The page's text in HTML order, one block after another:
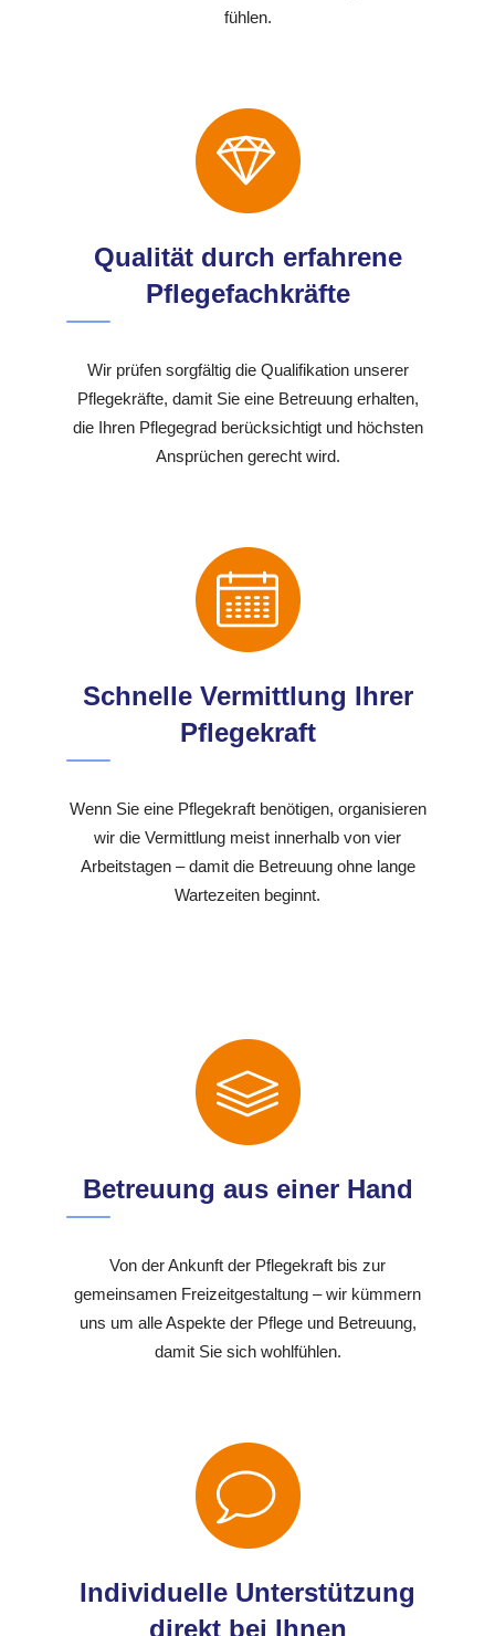
fühlen.
Qualität durch erfahrene
Pflegefachkräfte
Wir prüfen sorgfältig die Qualifikation unserer
Pflegekräfte, damit Sie eine Betreuung erhalten,
die Ihren Pflegegrad berücksichtigt und höchsten
Ansprüchen gerecht wird.
Schnelle Vermittlung Ihrer
Pflegekraft
Wenn Sie eine Pflegekraft benötigen, organisieren
wir die Vermittlung meist innerhalb von vier
Arbeitstagen – damit die Betreuung ohne lange
Wartezeiten beginnt.
Betreuung aus einer Hand
Von der Ankunft der Pflegekraft bis zur
gemeinsamen Freizeitgestaltung – wir kümmern
uns um alle Aspekte der Pflege und Betreuung,
damit Sie sich wohlfühlen.
Individuelle Unterstützung
direkt bei Ihnen